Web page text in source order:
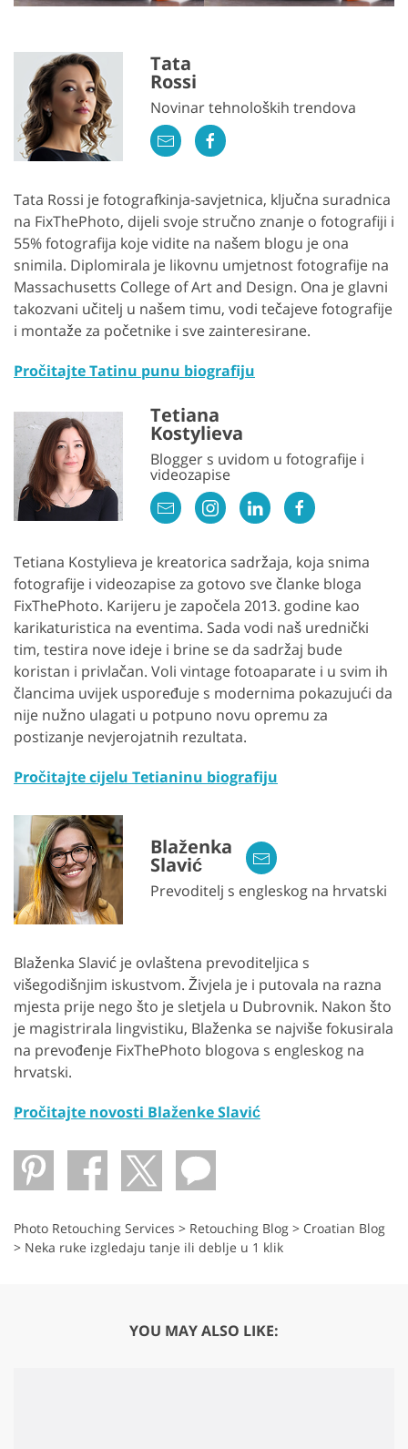
Tata
Rossi
Novinar tehnoloških trendova
Tata Rossi je fotografkinja-savjetnica, ključna suradnica
na FixThePhoto, dijeli svoje stručno znanje o fotografiji i
55% fotografija koje vidite na našem blogu je ona
snimila. Diplomirala je likovnu umjetnost fotografije na
Massachusetts College of Art and Design. Ona je glavni
takozvani učitelj u našem timu, vodi tečajeve fotografije
i montaže za početnike i sve zainteresirane.
Pročitajte Tatinu punu biografiju
Tetiana
Kostylieva
Blogger s uvidom u fotografije i
videozapise
Tetiana Kostylieva je kreatorica sadržaja, koja snima
fotografije i videozapise za gotovo sve članke bloga
FixThePhoto. Karijeru je započela 2013. godine kao
karikaturistica na eventima. Sada vodi naš urednički
tim, testira nove ideje i brine se da sadržaj bude
koristan i privlačan. Voli vintage fotoaparate i u svim ih
člancima uvijek uspoređuje s modernima pokazujući da
nije nužno ulagati u potpuno novu opremu za
postizanje nevjerojatnih rezultata.
Pročitajte cijelu Tetianinu biografiju
Blaženka
Slavić
Prevoditelj s engleskog na hrvatski
Blaženka Slavić je ovlaštena prevoditeljica s
višegodišnjim iskustvom. Živjela je i putovala na razna
mjesta prije nego što je sletjela u Dubrovnik. Nakon što
je magistrirala lingvistiku, Blaženka se najviše fokusirala
na prevođenje FixThePhoto blogova s ​​engleskog na
hrvatski.
Pročitajte novosti Blaženke Slavić
Photo Retouching Services > Retouching Blog > Croatian Blog
> Neka ruke izgledaju tanje ili deblje u 1 klik
YOU MAY ALSO LIKE: